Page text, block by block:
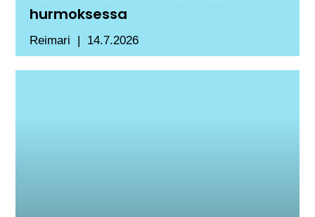
hurmoksessa
Reimari 14.7.2026